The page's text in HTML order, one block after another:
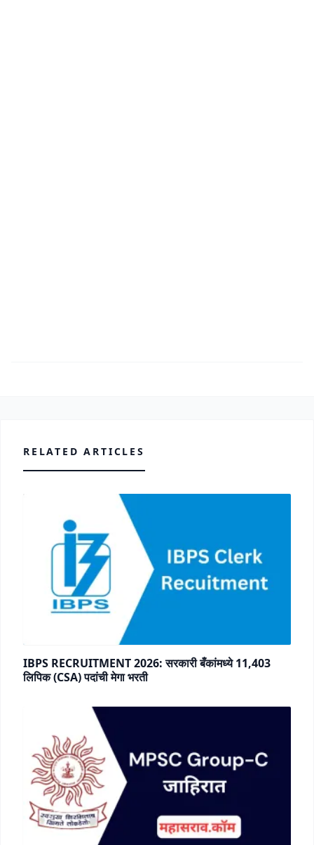
RELATED ARTICLES
IBPS RECRUITMENT 2026: सरकारी बँकांमध्ये 11,403
लिपिक (CSA) पदांची मेगा भरती